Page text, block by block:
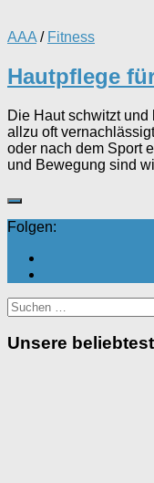
AAA / Fitness
Hautpflege
Die Haut schwitzt
allzu oft
oder nach dem Sport
und Bewegung sind
Folgen:
Suchen
nach:
Unsere